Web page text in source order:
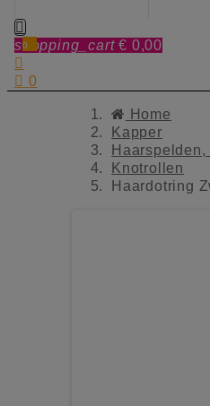

shopping_cart € 0,00
0

 0
Home
Kapper
Knotrollen
Haardotring